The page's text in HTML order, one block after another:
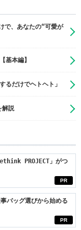
で、あなたの“可愛が
基本編】
るだけでヘトヘト」
解説
PR
PROJECT」がつ
PR
バッグ選びから始める